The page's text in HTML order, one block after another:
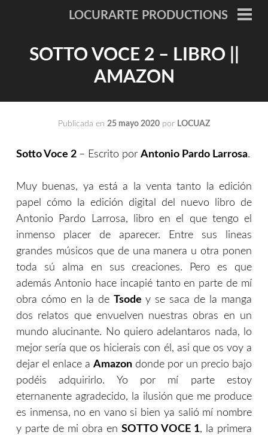
LOCURARTE PRODUCTIONS
SOTTO VOCE 2 – LIBRO ||
AMAZON
Publicada en 25 mayo 2020 por LOCUAZ
Sotto Voce 2 – Escrito por Antonio Pardo Larrosa.
Muy buenas, ya está a la venta tanto la edición
papel cómo la edición digital del nuevo libro de
Antonio Pardo Larrosa, libro en el que tengo el
inmenso placer de aparecer. Entre sus lineas
grandes músicos que de una manera u otra ponen
toda sú alma en sus creaciones. Pero es que
además Antonio hace incapié tanto en parte de mí
obra cómo en la de Tsode y se saca de la manga
dos relatos que envuelven nuestras obras en un
mundo alucinante. No quiero adelantaros nada, lo
mejor sería que os hicierais con él, asi que os voy a
dejar el enlace a Amazon donde por un precio bajo
podéis adquirirlo. Yo por mí parte estoy
eternanente agradecido, la ilusión que me produce
es inmensa, no en vano si bien ya salió mí nombre
y parte de mi obra en SOTTO VOCE 1, la primera